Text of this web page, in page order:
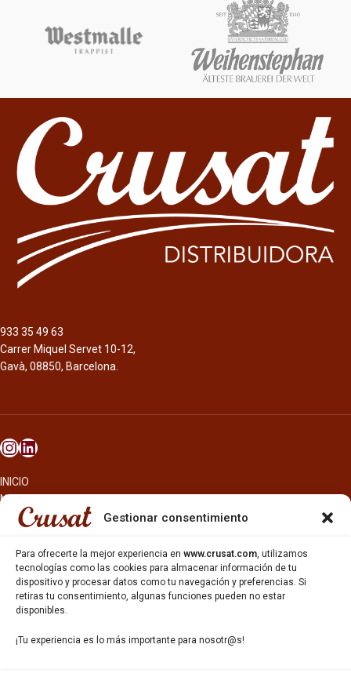
Gestionar consentimiento
Para ofrecerte la mejor experiencia en www.crusat.com, utilizamos
tecnologías como las cookies para almacenar información de tu
dispositivo y procesar datos como tu navegación y preferencias. Si
retiras tu consentimiento, algunas funciones pueden no estar
disponibles.
¡Tu experiencia es lo más importante para nosotr@s!
933 35 49 63
Carrer Miquel Servet 10-12,
Gavà, 08850, Barcelona.
INICIO
NOSOTROS
CERVEZAS
OTROS PRODUCTOS
REPARTO EN BARCELONA
HOSTELERÍA Y PEQUEÑA ALIMENTACIÓN
CARTAS DE CERVEZAS Y VINO
CATAS Y FORMACIONES
SERVICIO TÉCNICO